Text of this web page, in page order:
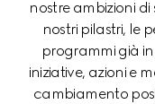
nostre ambizioni
nostri pilastri, le
programmi già in
iniziative, azioni e
cambiamento